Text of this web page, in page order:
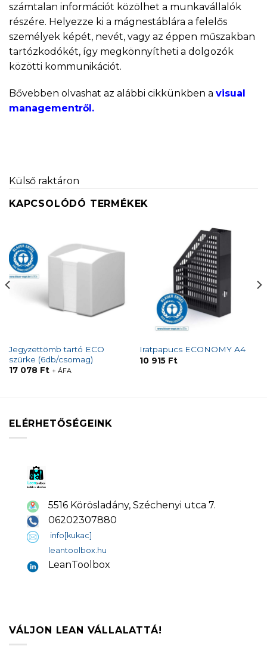
számtalan információt közölhet a munkavállalók
részére. Helyezze ki a mágnestáblára a felelős
személyek képét, nevét, vagy az éppen műszakban
tartózkodókét, így megkönnyítheti a dolgozók
közötti kommunikációt.
Bővebben olvashat az alábbi cikkünkben a visual
managementről.
Külső raktáron
KAPCSOLÓDÓ TERMÉKEK
Jegyzettömb tartó ECO
szürke (6db/csomag)
17 078 Ft + ÁFA
Iratpapucs ECONOMY A4
10 915 Ft
ELÉRHETŐSÉGEINK
5516 Körösladány, Széchenyi utca 7.
06202307880
info[kukac]
leantoolbox.hu
LeanToolbox
VÁLJON LEAN VÁLLALATTÁ!